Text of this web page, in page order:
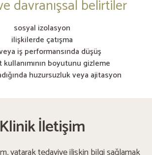
davranışsal belirtiler
sosyal izolasyon
ilişkilerde çatışma
iş performansında düşüş
boyutunu gizleme
huzursuzluk veya ajitasyon
Klinik İletişim